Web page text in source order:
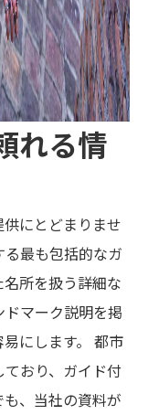
れる情
にとどまりませ
最も包括的なガ
所を扱う詳細な
マーク説明を掲
にします。 都市
おり、ガイド付
、当社の資料が